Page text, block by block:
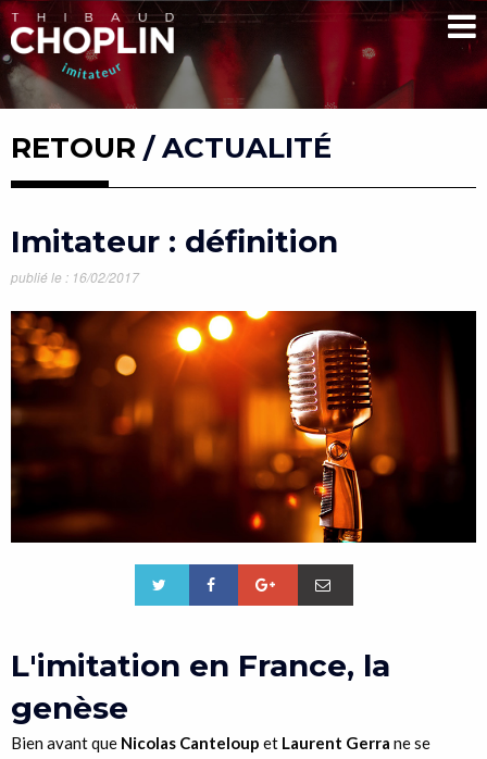
RETOUR / ACTUALITÉ
Imitateur : définition
publié le : 16/02/2017
L'imitation en France, la
genèse
Bien avant que Nicolas Canteloup et Laurent Gerra ne se